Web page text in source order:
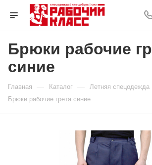
Брюки рабочие
синие
Главная — Каталог — Летняя спецодежда
Брюки рабочие грета синие